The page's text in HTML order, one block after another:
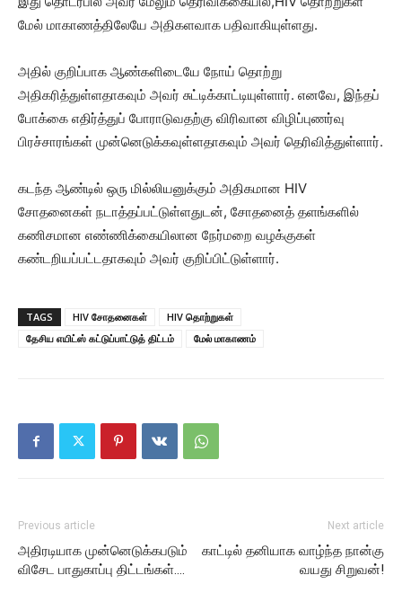
மேல் மாகாணத்திலேயே அதிகளவாக பதிவாகியுள்ளது.
அதில் குறிப்பாக ஆண்களிடையே நோய் தொற்று
அதிகரித்துள்ளதாகவும் அவர் சுட்டிக்காட்டியுள்ளார். எனவே, இந்தப்
போக்கை எதிர்த்துப் போராடுவதற்கு விரிவான விழிப்புணர்வு
பிரச்சாரங்கள் முன்னெடுக்கவுள்ளதாகவும் அவர் தெரிவித்துள்ளார்.
கடந்த ஆண்டில் ஒரு மில்லியனுக்கும் அதிகமான HIV
சோதனைகள் நடாத்தப்பட்டுள்ளதுடன், சோதனைத் தளங்களில்
கணிசமான எண்ணிக்கையிலான நேர்மறை வழக்குகள்
கண்டறியப்பட்டதாகவும் அவர் குறிப்பிட்டுள்ளார்.
TAGS HIV சோதனைகள்
HIV தொற்றுகள்
தேசிய எயிட்ஸ் கட்டுப்பாட்டுத் திட்டம்
மேல் மாகாணம்
Previous article
அதிரடியாக முன்னெடுக்கபடும்
விசேட பாதுகாப்பு திட்டங்கள்….
Next article
காட்டில் தனியாக வாழ்ந்த நான்கு
வயது சிறுவன்!